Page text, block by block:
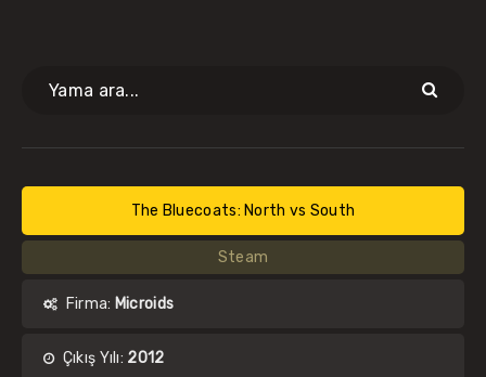
The Bluecoats: North vs South
Steam
Firma: Microids
Çıkış Yılı: 2012